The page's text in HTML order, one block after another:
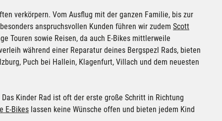
verkörpern. Vom Ausflug mit der ganzen Familie, bis zur
anspruchsvollen Kunden führen wir zudem Scott
Touren sowie Reisen, da auch E-Bikes mittlerweile
während einer Reparatur deines Bergspezl Rads, bieten
, Puch bei Hallein, Klagenfurt, Villach und dem neuesten
Kinder Rad ist oft der erste große Schritt in Richtung
E-Bikes lassen keine Wünsche offen und bieten jedem Kind